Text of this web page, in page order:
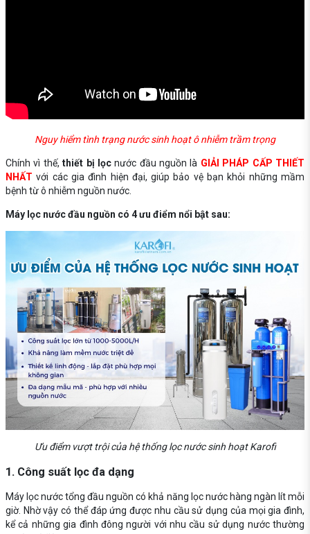
Nguy hiểm tình trạng nước sinh hoạt ô nhiễm trầm trọng
Chính vì thế,thiết bị lọcnước đầu nguồn là GIẢI PHÁP CẤP THIẾT
NHẤT với các gia đình hiện đại, giúp bảo vệ bạn khỏi những mầm
bệnh từ ô nhiễm nguồn nước.
Máy lọc nước đầu nguồn có 4 ưu điểm nổi bật sau:
Ưu điểm vượt trội của hệ thống lọc nước sinh hoạt Karofi
1. Công suất lọc đa dạng
Máy lọc nước tổng đầu nguồn có khả năng lọc nước hàng ngàn lít mỗi
giờ. Nhờ vậy có thể đáp ứng được nhu cầu sử dụng của mọi gia đình,
kể cả những gia đình đông người với nhu cầu sử dụng nước thường